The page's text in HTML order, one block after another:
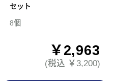
セット
8個
￥2,963
(税込 ￥3,200)